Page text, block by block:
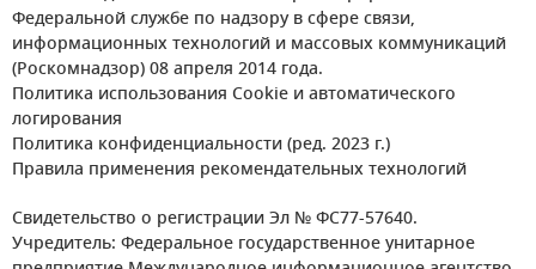
Федеральной службе по надзору в сфере связи,
информационных технологий и массовых коммуникаций
(Роскомнадзор) 08 апреля 2014 года.
Политика использования Cookie и автоматического
логирования
Политика конфиденциальности (ред. 2023 г.)
Правила применения рекомендательных технологий
Свидетельство о регистрации Эл № ФС77-57640.
Учредитель: Федеральное государственное унитарное